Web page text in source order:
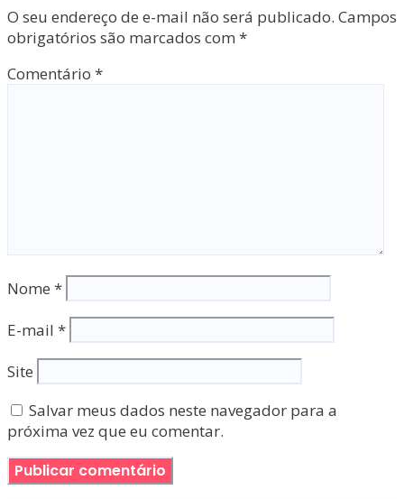
O seu endereço de e-mail não será publicado. Campos
obrigatórios são marcados com *
Comentário *
Nome *
E-mail *
Site
Salvar meus dados neste navegador para a
próxima vez que eu comentar.